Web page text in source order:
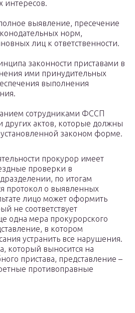
интересов.
выявление, пресечение
норм,
лиц к ответственности.
законности приставами в
ими принудительных
выполнения
сотрудниками ФССП
других актов, которые должны
установленной законом форме.
прокурор имеет
проверки в
по итогам
протокол о выявленных
лицо может оформить
не соответствует
одна мера прокурорского
в котором
устранить все нарушения.
который выносится на
пристава, представление –
противоправные